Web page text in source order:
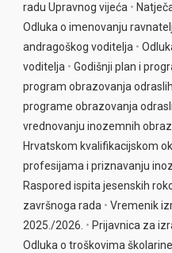
e
:
radu Upravnog vijeća •
Odluka o imenovanju
andragoškog voditelja •
voditelja • Godišnji plan i
program obrazovanja
programe obrazovanja
vrednovanju inozemnih
Hrvatskom kvalifikacijskom
profesijama i priznavanju
Raspored ispita jesenskih
završnoga rada • Vremenik
2025./2026. • Prijavnica za
Odluka o troškovima